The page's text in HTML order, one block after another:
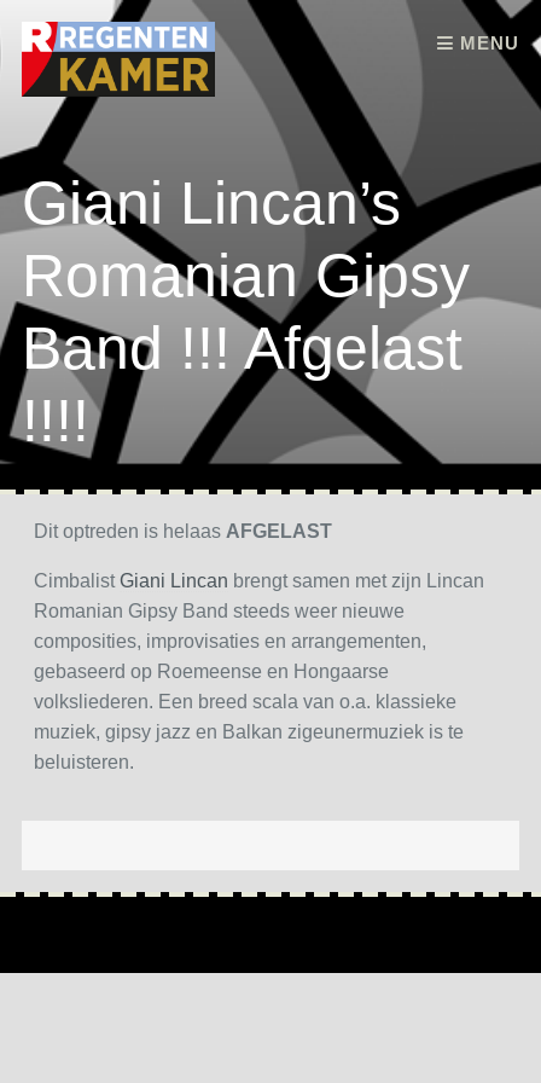
MENU
Skip to content
Giani Lincan’s
Romanian Gipsy
Band !!! Afgelast
!!!!
Dit optreden is helaas AFGELAST
Cimbalist Giani Lincan brengt samen met zijn Lincan
Romanian Gipsy Band steeds weer nieuwe
composities, improvisaties en arrangementen,
gebaseerd op Roemeense en Hongaarse
volksliederen. Een breed scala van o.a. klassieke
muziek, gipsy jazz en Balkan zigeunermuziek is te
beluisteren.